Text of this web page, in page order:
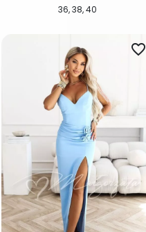
36 38 40
favorite_border